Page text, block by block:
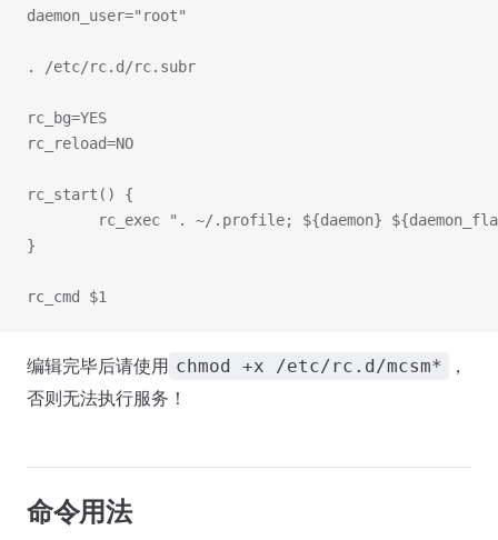
daemon_user="root"
. /etc/rc.d/rc.subr
rc_bg=YES
rc_reload=NO
rc_start() {
rc_exec ". ~/.profile; ${daemon}
}
rc_cmd $1
编辑完毕后请使用 chmod +x /etc/rc.d/mcsm*
，
否则无法执行服务！
命令用法